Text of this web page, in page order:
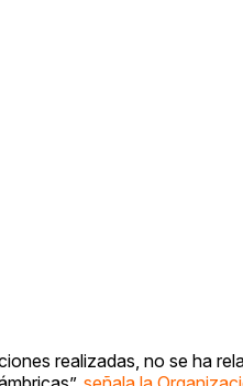
realizadas, no se ha